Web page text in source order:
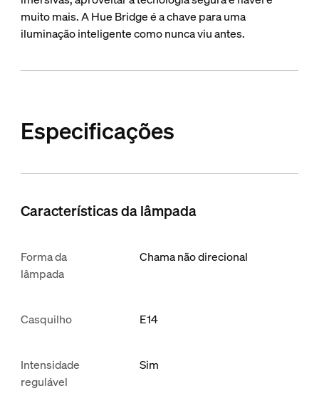
muito mais. A Hue Bridge é a chave para uma
iluminação inteligente como nunca viu antes.
Especificações
Características da lâmpada
Forma da
lâmpada
Chama não direcional
Casquilho E14
Intensidade
regulável
Sim